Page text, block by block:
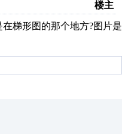
楼主
梯形图的那个地方?图片是